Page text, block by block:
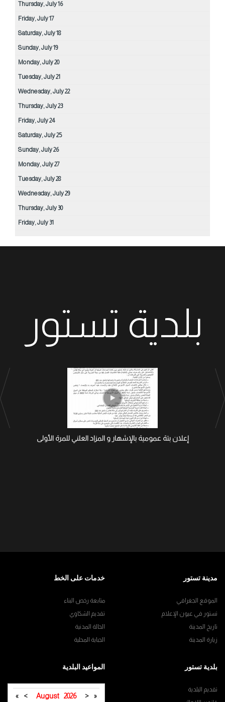
Thursday,July16
Friday,July17
Saturday,July18
Sunday,July19
Monday,July20
Tuesday,July21
Wednesday,July22
Thursday,July23
Friday,July24
Saturday,July25
Sunday,July26
Monday,July27
Tuesday,July28
Wednesday,July29
Thursday,July30
Friday,July31
بلدية تستور
إعلان بتة عمومية بالإشهار و المزاد العلني للمرة الأولى
مدينة تستور
الموقع الجغرافي
تستور في عيون الإعلام
تاريخ المدينة
زيارة المدينة
خدمات على الخط
متابعة رخص البناء
تقديم الشكاوي
الحالة المدنية
الجباية المحلية
بلدية تستور
تقديم البلدية
المواعيد البلدية
«
<
August 2026
>
»